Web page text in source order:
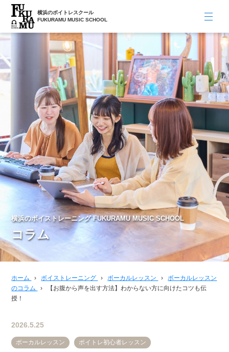
横浜のボイトレスクール
FUKURAMU MUSIC SCHOOL
横浜のボイストレーニング FUKURAMU MUSIC SCHOOL
コラム
ホーム › ボイストレーニング › ボーカルレッスン ›
ボーカルレッスン
のコラム
›
【お腹から声を出す方法】わからない方に向けたコツも伝
授！
2026.5.25
ボーカルレッスン ボイトレ初心者レッスン